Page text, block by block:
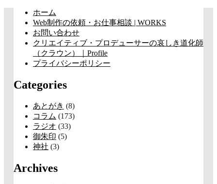
キ
ホーム
Web制作の依頼・お仕事相談 | WORKS
お問い合わせ
クリエイティブ・プロデューサーの哀しき道化師
（クラウン）｜Profile
プライバシーポリシー
Categories
あとがき (8)
コラム (173)
ラジオ (33)
御朱印 (5)
神社 (3)
Archives